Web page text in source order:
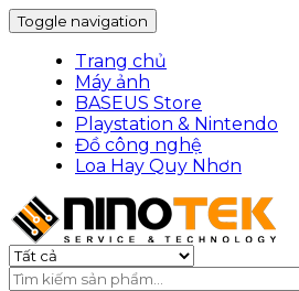
Toggle navigation
Trang chủ
Máy ảnh
BASEUS Store
Playstation & Nintendo
Đồ công nghệ
Loa Hay Quy Nhơn